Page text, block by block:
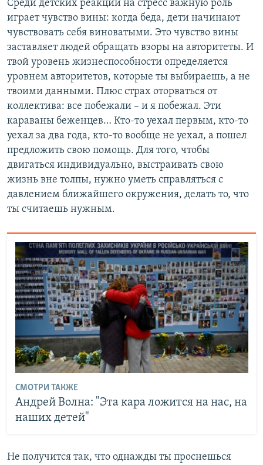
Среди детских реакций на стресс важную роль
играет чувство вины: когда беда, дети начинают
чувствовать себя виноватыми. Это чувство вины
заставляет людей обращать взоры на авторитеты. И
твой уровень жизнеспособности определяется
уровнем авторитетов, которые ты выбираешь, а не
твоими данными. Плюс страх оторваться от
коллектива: все побежали – и я побежал. Эти
караваны беженцев… Кто-то уехал первым, кто-то
уехал за два года, кто-то вообще не уехал, а пошел
предложить свою помощь. Для того, чтобы
двигаться индивидуально, выстраивать свою
жизнь вне толпы, нужно уметь справляться с
давлением ближайшего окружения, делать то, что
ты считаешь нужным.
СМОТРИ ТАКЖЕ
Андрей Волна: "Эта кара ложится на нас, на
наших детей"
Не получится так, что однажды ты проснешься